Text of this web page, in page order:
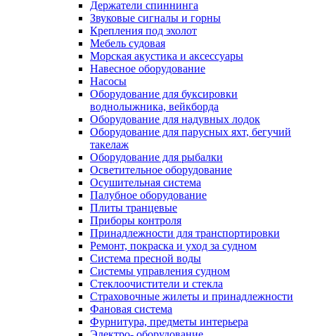
Держатели спиннинга
Звуковые сигналы и горны
Крепления под эхолот
Мебель судовая
Морская акустика и аксессуары
Навесное оборудование
Насосы
Оборудование для буксировки
воднолыжника, вейкборда
Оборудование для надувных лодок
Оборудование для парусных яхт, бегучий
такелаж
Оборудование для рыбалки
Осветительное оборудование
Осушительная система
Палубное оборудование
Плиты транцевые
Приборы контроля
Принадлежности для транспортировки
Ремонт, покраска и уход за судном
Система пресной воды
Системы управления судном
Стеклоочистители и стекла
Страховочные жилеты и принадлежности
Фановая система
Фурнитура, предметы интерьера